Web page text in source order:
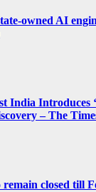
owned AI
India Introduces
– The
remain closed till